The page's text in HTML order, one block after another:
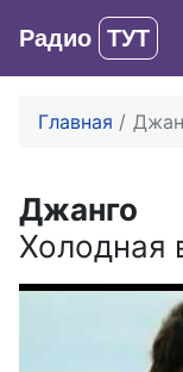
Радио ТУТ
Главная
Джанго
Холодная